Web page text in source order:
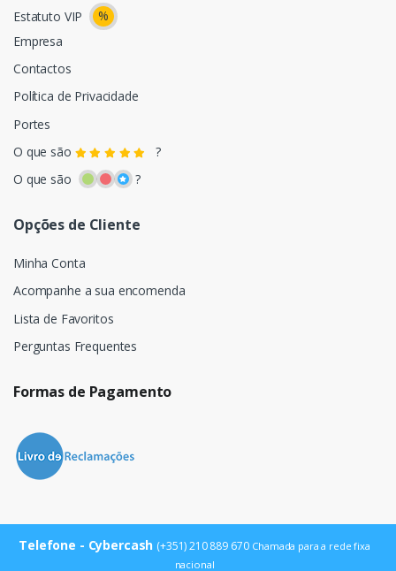
Estatuto VIP
%
Empresa
Contactos
Política de Privacidade
Portes
O que são
?
O que são
?
Opções de Cliente
Minha Conta
Acompanhe a sua encomenda
Lista de Favoritos
Perguntas Frequentes
Formas de Pagamento
Telefone - Cybercash (+351) 210 889 670 Chamada para a rede fixa
nacional